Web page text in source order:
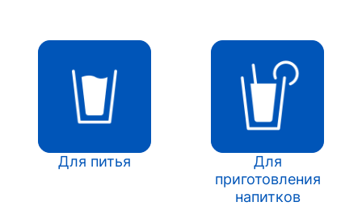
Для питья
Для
приготовления
напитков